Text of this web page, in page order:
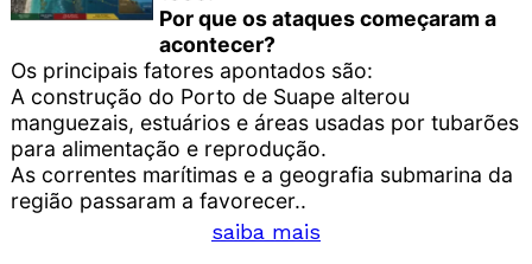
Por que os ataques começaram a
acontecer?
Os principais fatores apontados são:
A construção do Porto de Suape alterou
manguezais, estuários e áreas usadas por tubarões
para alimentação e reprodução.
As correntes marítimas e a geografia submarina da
região passaram a favorecer..
saiba mais